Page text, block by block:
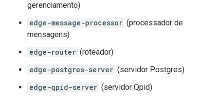
gerenciamento)
edge-message-processor (processador de
mensagens)
edge-router (roteador)
edge-postgres-server (servidor Postgres)
edge-qpid-server (servidor Qpid)